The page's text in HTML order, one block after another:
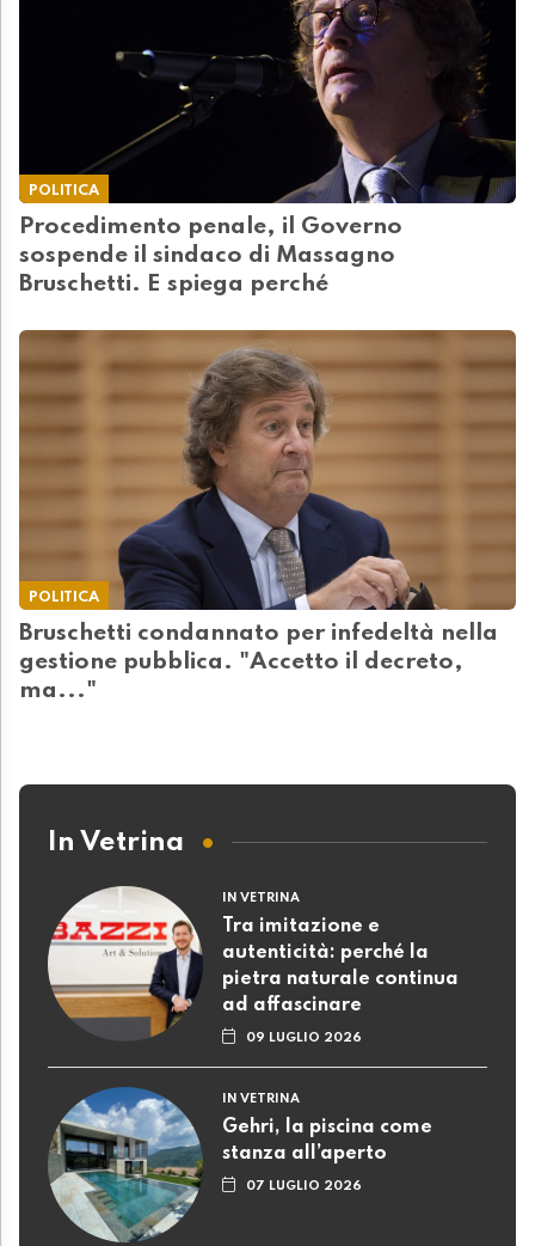
POLITICA
Procedimento penale, il Governo
sospende il sindaco di Massagno
Bruschetti. E spiega perché
POLITICA
Bruschetti condannato per infedeltà nella
gestione pubblica. "Accetto il decreto,
ma..."
In Vetrina
IN VETRINA
Tra imitazione e
autenticità: perché la
pietra naturale continua
ad affascinare
09 LUGLIO 2026
IN VETRINA
Gehri, la piscina come
stanza all’aperto
07 LUGLIO 2026